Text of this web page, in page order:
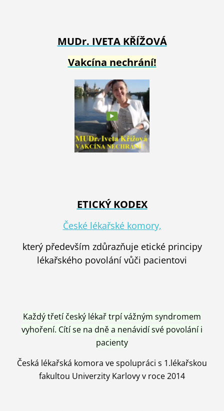
MUDr. IVETA KŘÍŽOVÁ
Vakcína nechrání!
ETICKÝ KODEX
České lékařské komory,
který především zdůrazňuje etické principy
lékařského povolání vůči pacientovi
Každý třetí český lékař trpí vážným syndromem
vyhoření. Cítí se na dně a nenávidí své povolání i
pacienty
Česká lékařská komora ve spolupráci s 1.lékařskou
fakultou Univerzity Karlovy v roce 2014